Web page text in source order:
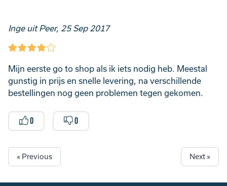
Inge uit Peer, 25 Sep 2017
Mijn eerste go to shop als ik iets nodig heb. Meestal
gunstig in prijs en snelle levering, na verschillende
bestellingen nog geen problemen tegen gekomen.
0 0
« Previous Next »